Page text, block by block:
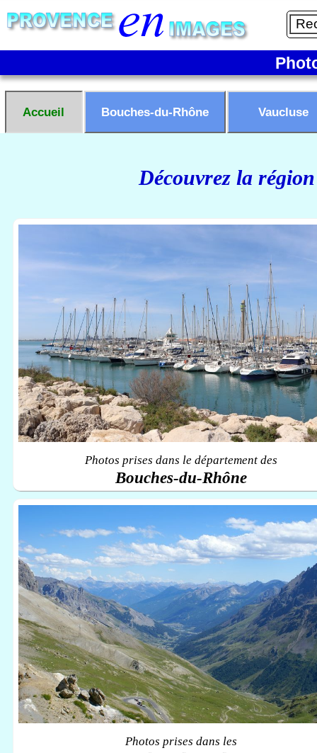
Accueil Bouches-du-Rhône Vaucluse
Découvrez la
Photos prises dans le département des
Bouches-du-Rhône
Photos prises dans les